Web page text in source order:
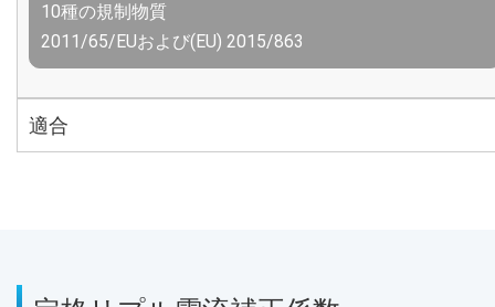
10種の規制物質
2011/65/EUおよび(EU) 2015/863
適合